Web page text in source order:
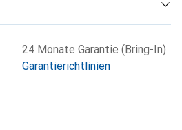
24 Monate Garantie (Bring-In)
Garantierichtlinien